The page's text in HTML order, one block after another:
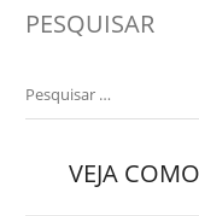
PESQUISAR
Pesquisar
VEJA